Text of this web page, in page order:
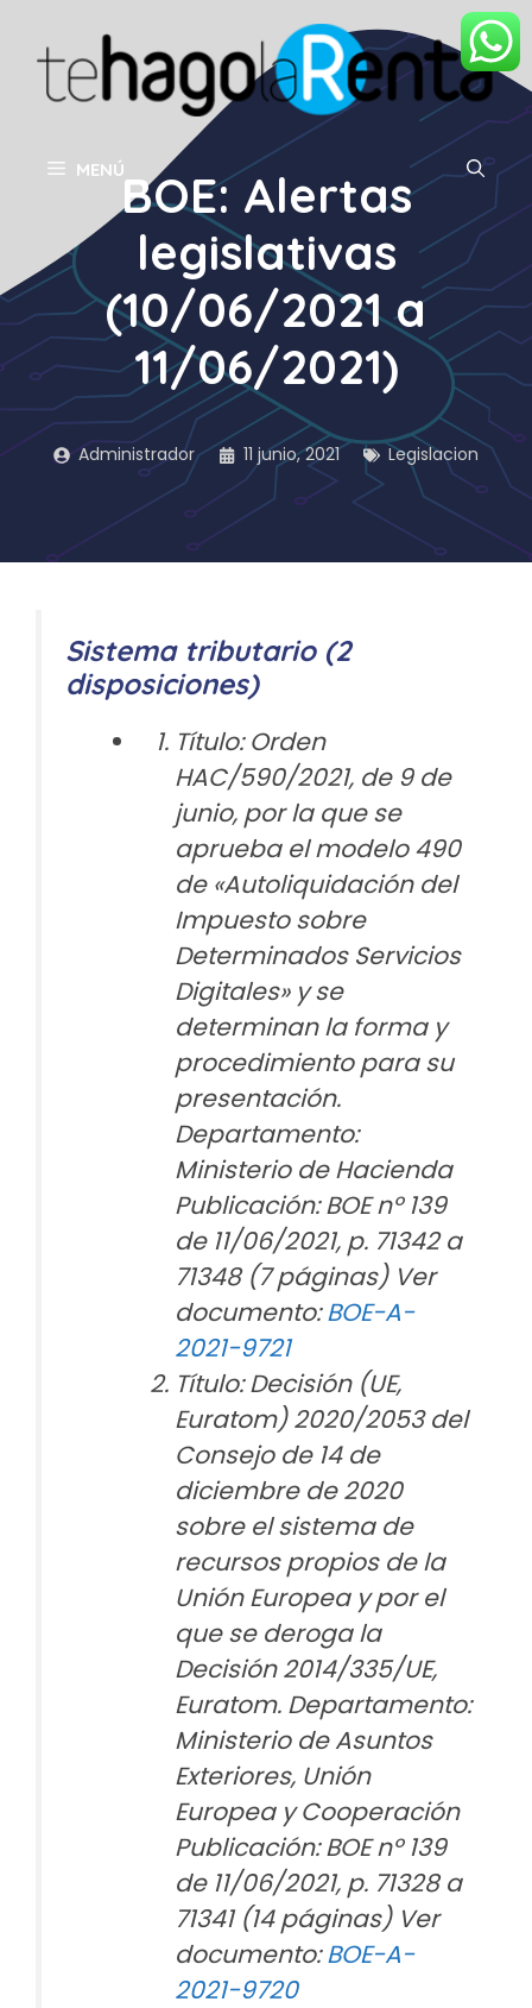
contenido
MENÚBOE: Alertas
legislativas
(10/06/2021 a
11/06/2021)
Administrador 11 junio, 2021 Legislacion
Sistema tributario (2
disposiciones)
Título: Orden
HAC/590/2021, de 9 de
junio, por la que se
aprueba el modelo 490
de «Autoliquidación del
Impuesto sobre
Determinados Servicios
Digitales» y se
determinan la forma y
procedimiento para su
presentación.
Departamento:
Ministerio de Hacienda
Publicación: BOE nº 139
de 11/06/2021, p. 71342 a
71348 (7 páginas) Ver
documento:BOE-A-
2021-9721
Título: Decisión (UE,
Euratom) 2020/2053 del
Consejo de 14 de
diciembre de 2020
sobre el sistema de
recursos propios de la
Unión Europea y por el
que se deroga la
Decisión 2014/335/UE,
Euratom. Departamento:
Ministerio de Asuntos
Exteriores, Unión
Europea y Cooperación
Publicación: BOE nº 139
de 11/06/2021, p. 71328 a
71341 (14 páginas) Ver
documento:BOE-A-
2021-9720